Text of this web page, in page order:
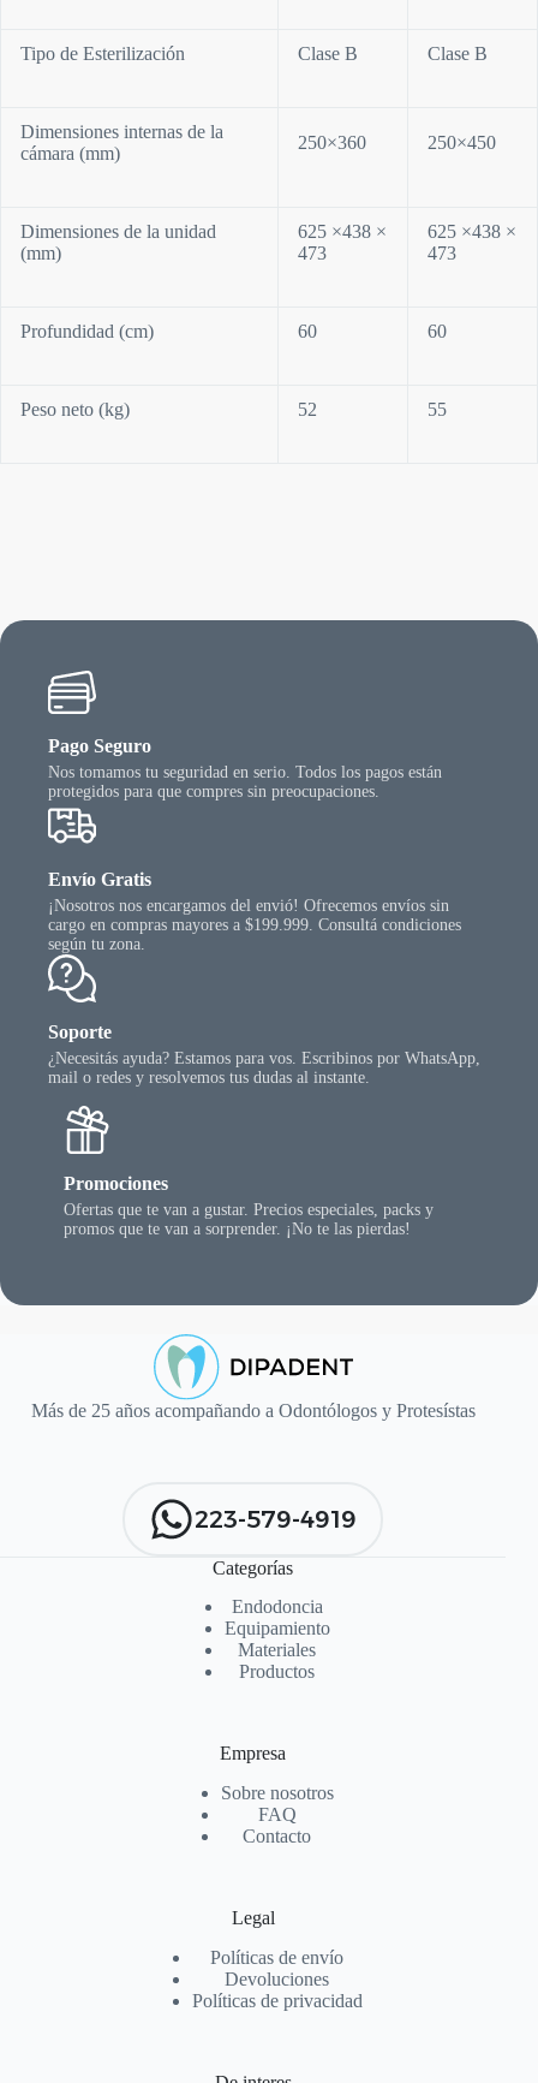
Tipo de Esterilización Clase B Clase B
Dimensiones internas de la
cámara (mm)
250×360 250×450
Dimensiones de la unidad
(mm)
625 ×438 ×
473
625 ×438 ×
473
Profundidad (cm) 60 60
Peso neto (kg) 52 55
Pago Seguro
Nos tomamos tu seguridad en serio. Todos los pagos están
protegidos para que compres sin preocupaciones.
Envío Gratis
¡Nosotros nos encargamos del envió! Ofrecemos envíos sin
cargo en compras mayores a $199.999. Consultá condiciones
según tu zona.
Soporte
¿Necesitás ayuda? Estamos para vos. Escribinos por WhatsApp,
mail o redes y resolvemos tus dudas al instante.
Promociones
Ofertas que te van a gustar. Precios especiales, packs y
promos que te van a sorprender. ¡No te las pierdas!
Más de 25 años acompañando a Odontólogos y Protesístas
223-579-4919
Categorías
Endodoncia
Equipamiento
Materiales
Productos
Empresa
Sobre nosotros
FAQ
Contacto
Legal
Políticas de envío
Devoluciones
Políticas de privacidad